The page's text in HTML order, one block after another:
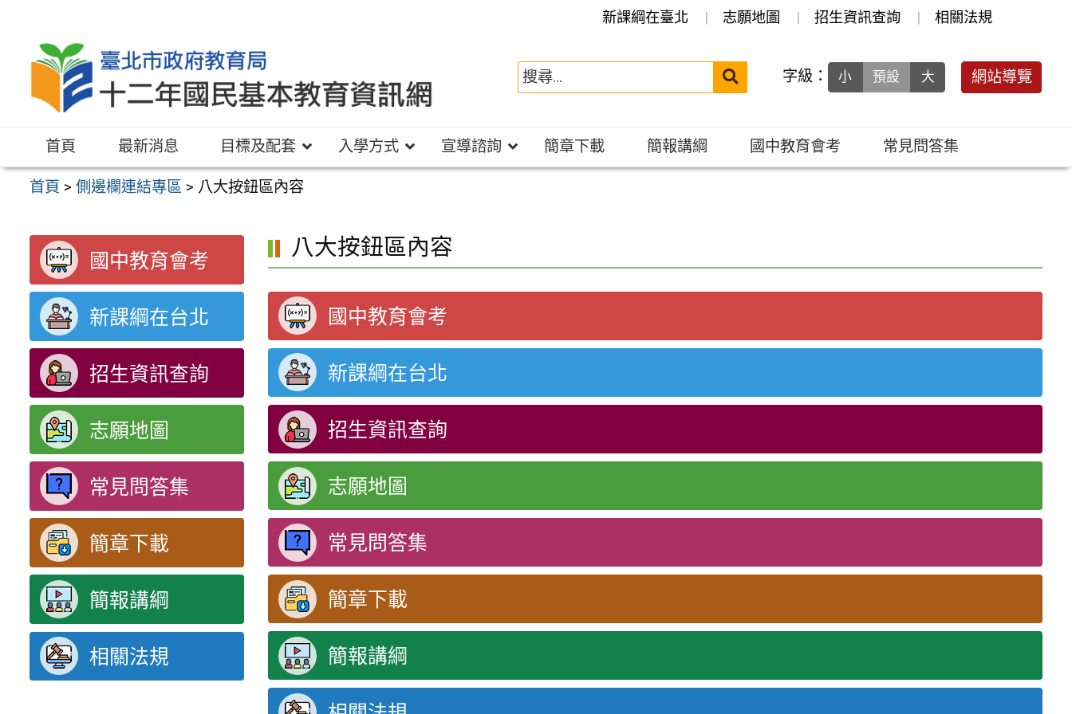
容
新課綱在臺北 志願地圖 招生資訊查詢 相關法規
送出 字級： 小 預設 大 網站導覽
首頁 最新消息 目標及配套 入學方式 宣導諮詢 簡章下載 簡報講綱 國中教育會考 常見問答集
首頁 >側邊欄連結專區 > 八大按鈕區內容
國中教育會考
新課綱在台北
招生資訊查詢
志願地圖
常見問答集
簡章下載
簡報講綱
相關法規
八大按鈕區內容
國中教育會考
新課綱在台北
招生資訊查詢
志願地圖
常見問答集
簡章下載
簡報講綱